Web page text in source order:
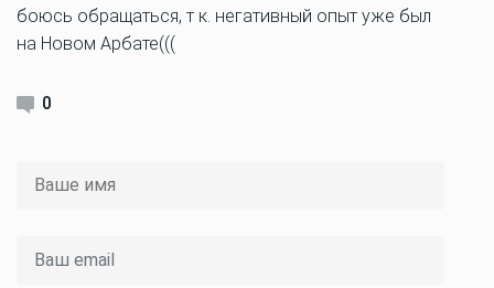
боюсь обращаться, т к. негативный опыт уже был
на Новом Арбате(((
0